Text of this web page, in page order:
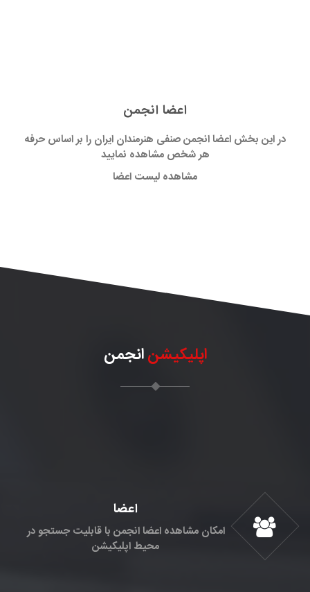
اعضا انجمن
در این بخش اعضا انجمن صنفی هنرمندان ایران را بر اساس حرفه
هر شخص مشاهده نمایید
مشاهده لیست اعضا
اپلیکیشنانجمن
اعضا
امکان مشاهده اعضا انجمن با قابلیت جستجو در
محیط اپلیکیشن